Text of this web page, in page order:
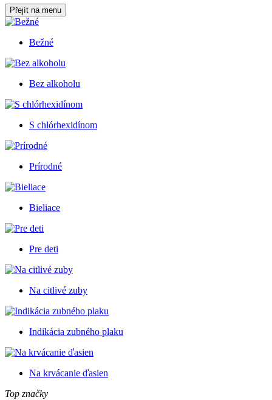
Přejít na menu
Bežné
Bez alkoholu
S chlórhexidínom
Prírodné
Bieliace
Pre deti
Na citlivé zuby
Indikácia zubného plaku
Na krvácanie ďasien
Top značky